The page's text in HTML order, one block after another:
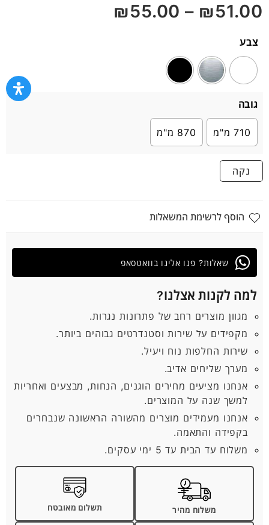
₪51.00
–
₪55.00
צבע
גובה
710 מ"מ 870 מ"מ
נקה
הוסף לרשימת המשאלות
למה לקנות אצלנו?
מגוון מוצרים רחב של פתרונות נגרות.
מקפידים על שירות וסטנדרטים גבוהים ביותר.
שירות החלפות נוח ויעיל.
מערך שליחים אדיב.
אנחנו מציעים מחירים הוגנים, הנחות, מבצעים ואחריות
למשך שנה על המוצרים.
אנחנו מעמידים מוצרים מהשורה הראשונה שנבחרים
בקפידה והתאמה.
משלוח עד הבית עד 5 ימי עסקים.
משלוח מהיר תשלום מאובטח
שאלות? פנו אלינו בוואטסאפ